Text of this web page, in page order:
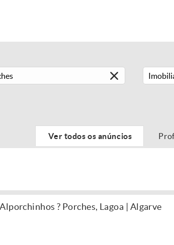
Ver todos os anúncios
? Porches, Lagoa | Algarve